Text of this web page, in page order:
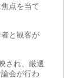
点を当て
と観客が
され、厳選
会が行わ